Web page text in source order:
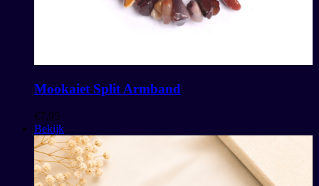
Mookaiet Split Armband
€7,95
Bekijk